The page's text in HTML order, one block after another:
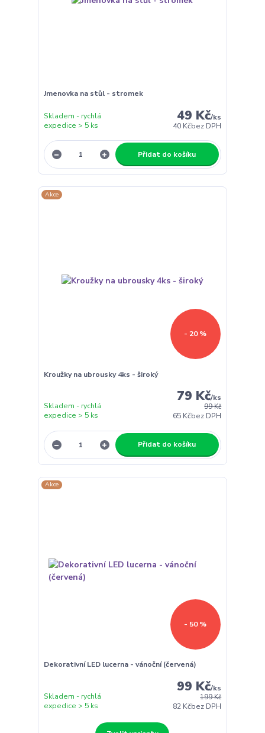
Jmenovka na stůl - stromek
49 Kč/ks
40 Kčbez DPH
Skladem - rychlá
expedice > 5 ks
Přidat do košíku
Akce
- 20 %
Kroužky na ubrousky 4ks - široký
99 Kč
79 Kč/ks
65 Kčbez DPH
Skladem - rychlá
expedice > 5 ks
Přidat do košíku
Akce
- 50 %
Dekorativní LED lucerna - vánoční (červená)
199 Kč
99 Kč/ks
82 Kčbez DPH
Skladem - rychlá
expedice > 5 ks